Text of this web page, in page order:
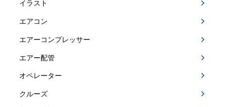
イラスト
エアコン
エアーコンプレッサー
エアー配管
オペレーター
クルーズ